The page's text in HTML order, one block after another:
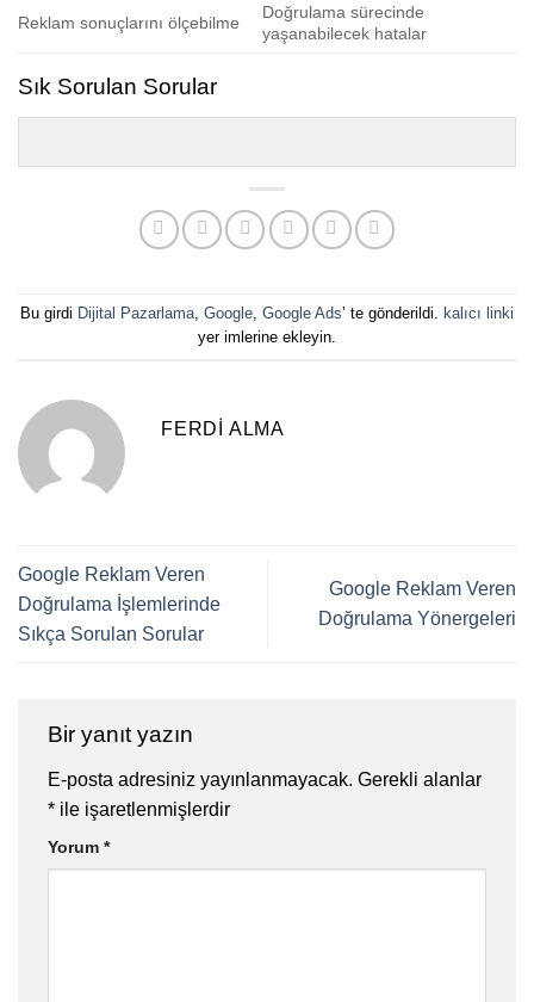
Reklam sonuçlarını ölçebilme
Doğrulama sürecinde
yaşanabilecek hatalar
Sık Sorulan Sorular
Bu girdi Dijital Pazarlama, Google, Google Ads’ te gönderildi. kalıcı linki
yer imlerine ekleyin.
FERDI ALMA
Google Reklam Veren
Doğrulama İşlemlerinde
Sıkça Sorulan Sorular
Google Reklam Veren
Doğrulama Yönergeleri
Bir yanıt yazın
E-posta adresiniz yayınlanmayacak. Gerekli alanlar
* ile işaretlenmişlerdir
Yorum *